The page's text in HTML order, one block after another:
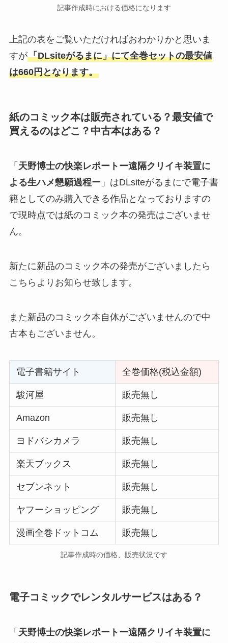
記事作成時における価格になります
上記の表をご覧いただければおわかりかと思いま
すが「DLsiteがるまに」にて全巻セットの最安値
は660円となります。
紙のコミック本は販売されている？最安値で
買えるのはどこ？中古本はある？
「 天野博士の快楽レポートー遠隔クリイキ装置に
よる生ハメ懇願過程ー 」はDLsiteがるまにで電子書
籍としてのみ購入できる作品となっておりますの
で現時点では紙のコミック本の発売はございませ
ん。
新たに新品のコミック本の発売がございましたら
こちらよりお知らせ致します。
また新品のコミック本自体がございませんので中
古本もございません。
電子書籍サイト 全巻価格(税込金額)
駿河屋 販売無し
Amazon 販売無し
ヨドバシカメラ 販売無し
楽天ブックス 販売無し
セブンネット 販売無し
ヤフーショッピング 販売無し
漫画全巻ドットコム 販売無し
記事作成時の価格、販売状況です
電子コミックでレンタルサービスはある？
「 天野博士の快楽レポートー遠隔クリイキ装置に